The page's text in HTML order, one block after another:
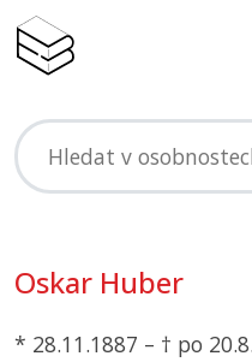
Oskar Huber
* 28.11.1887 – † po